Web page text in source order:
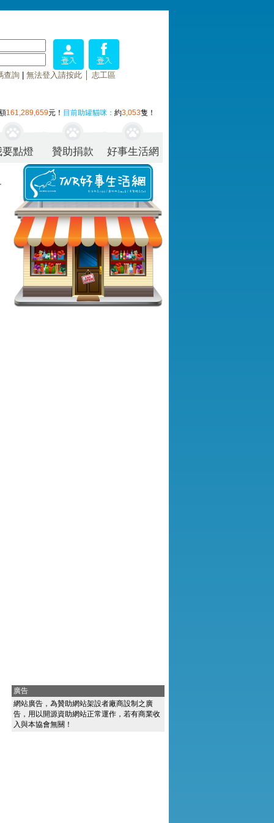
查詢| 無法登入請按此│ 志工區
161,289,659元！ 目前助罐貓咪： 約3,053隻！
要點燈 贊助捐款 好事生活網
廣告
網站廣告，為贊助網站架設者廠商設制之廣
告，用以開源資助網站正常運作，若有商業收
入與本協會無關！